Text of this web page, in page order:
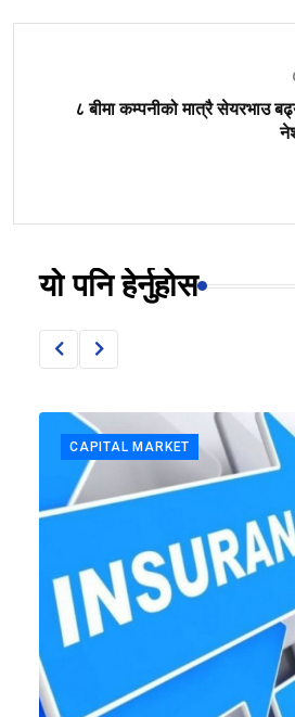
८ बीमा कम्पनीको मात्रै सेयरभाउ
यो पनि हेर्नुहोस
CAPITAL MARKET